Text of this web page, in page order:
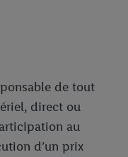
de tout
direct ou
au
d’un prix